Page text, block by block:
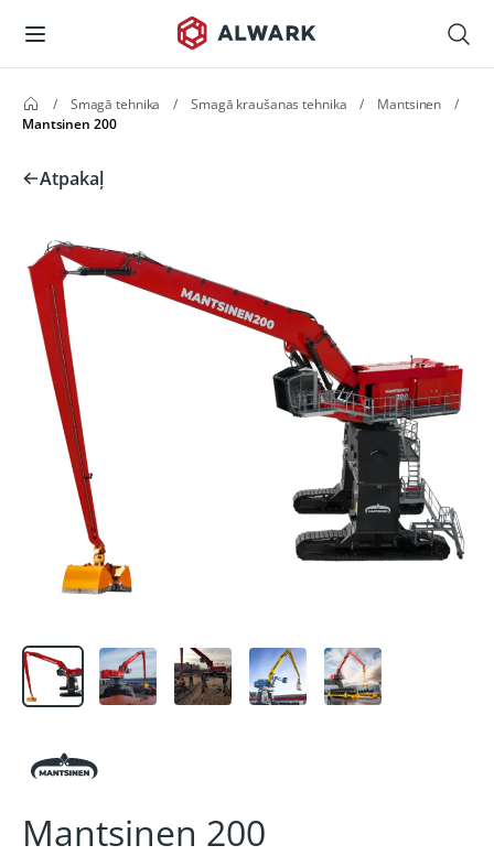
/ Smagā tehnika / Smagā kraušanas tehnika / Mantsinen
/
Mantsinen 200
Atpakaļ
Mantsinen 200